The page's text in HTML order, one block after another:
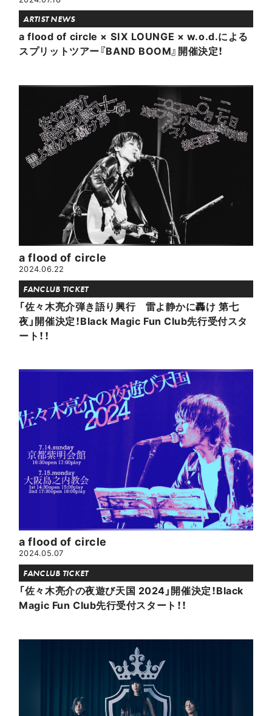
ARTIST NEWS
a flood of circle × SIX LOUNGE × w.o.d.による
スプリットツアー『BAND BOOM』開催決定！
a flood of circle
2024.06.22
FANCLUB TICKET
「佐々木亮介弾き語り興行 雷よ静かに轟け 第七
夜」開催決定！Black Magic Fun Club先行受付スタ
ート！！
a flood of circle
2024.05.07
FANCLUB TICKET
「佐々木亮介の夜遊び天国 2024」開催決定！Black
Magic Fun Club先行受付スタート！！